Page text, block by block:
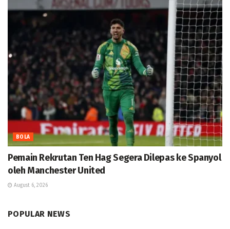
BOLA
Pemain Rekrutan Ten Hag Segera Dilepas ke Spanyol
oleh Manchester United
August 6, 2026
POPULAR NEWS